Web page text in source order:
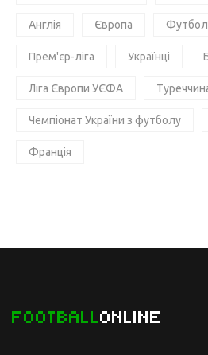
Англія Європа Футбол
Прем'єр-ліга Українці
Ліга Європи УЄФА
Чемпіонат України з футболу
Франція
FOOTBALLONLINE